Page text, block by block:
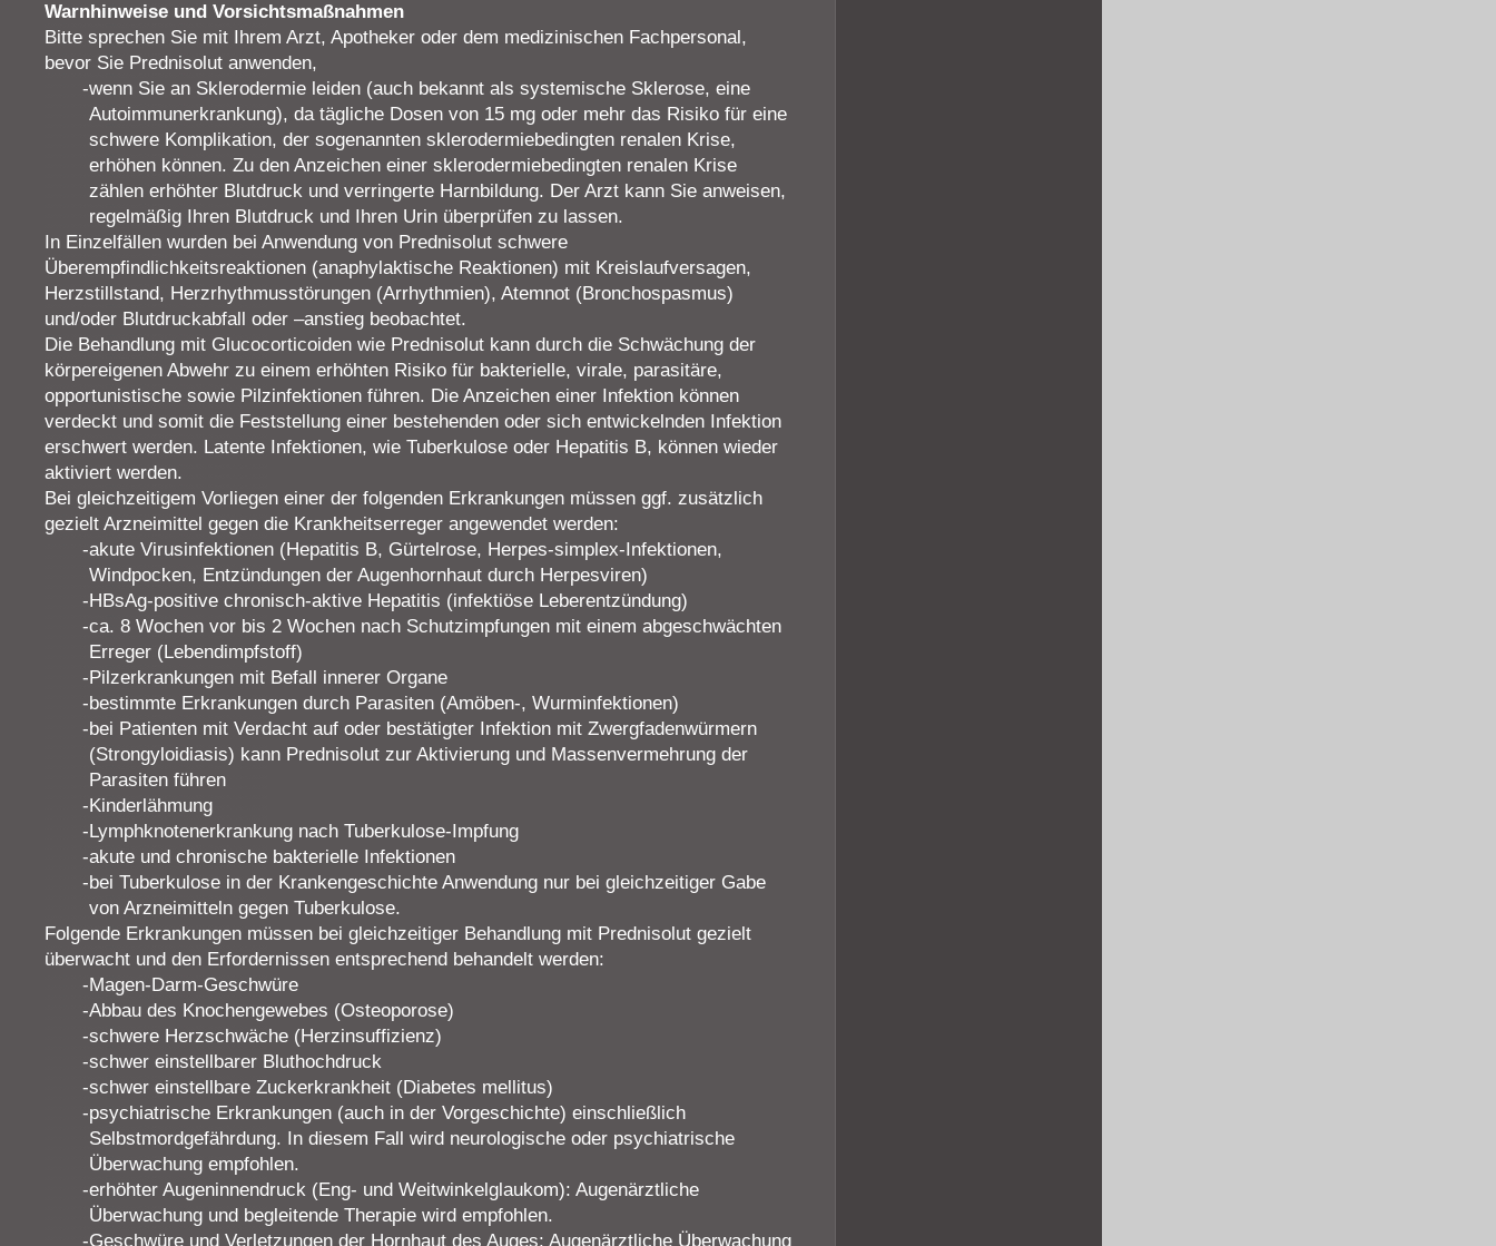
Warnhinweise und Vorsichtsmaßnahmen
Bitte sprechen Sie mit Ihrem Arzt, Apotheker oder dem medizinischen Fachpersonal,
bevor Sie Prednisolut anwenden,
wenn Sie an Sklerodermie leiden (auch bekannt als systemische Sklerose, eine
Autoimmunerkrankung), da tägliche Dosen von 15 mg oder mehr das Risiko für eine
schwere Komplikation, der sogenannten sklerodermiebedingten renalen Krise,
erhöhen können. Zu den Anzeichen einer sklerodermiebedingten renalen Krise
zählen erhöhter Blutdruck und verringerte Harnbildung. Der Arzt kann Sie anweisen,
regelmäßig Ihren Blutdruck und Ihren Urin überprüfen zu lassen.
In Einzelfällen wurden bei Anwendung von Prednisolut schwere
Überempfindlichkeitsreaktionen (anaphylaktische Reaktionen) mit Kreislaufversagen,
Herzstillstand, Herzrhythmusstörungen (Arrhythmien), Atemnot (Bronchospasmus)
und/oder Blutdruckabfall oder –anstieg beobachtet.
Die Behandlung mit Glucocorticoiden wie Prednisolut kann durch die Schwächung der
körpereigenen Abwehr zu einem erhöhten Risiko für bakterielle, virale, parasitäre,
opportunistische sowie Pilzinfektionen führen. Die Anzeichen einer Infektion können
verdeckt und somit die Feststellung einer bestehenden oder sich entwickelnden Infektion
erschwert werden. Latente Infektionen, wie Tuberkulose oder Hepatitis B, können wieder
aktiviert werden.
Bei gleichzeitigem Vorliegen einer der folgenden Erkrankungen müssen ggf. zusätzlich
gezielt Arzneimittel gegen die Krankheitserreger angewendet werden:
akute Virusinfektionen (Hepatitis B, Gürtelrose, Herpes-simplex-Infektionen,
Windpocken, Entzündungen der Augenhornhaut durch Herpesviren)
HBsAg-positive chronisch-aktive Hepatitis (infektiöse Leberentzündung)
ca. 8 Wochen vor bis 2 Wochen nach Schutzimpfungen mit einem abgeschwächten
Erreger (Lebendimpfstoff)
Pilzerkrankungen mit Befall innerer Organe
bestimmte Erkrankungen durch Parasiten (Amöben-, Wurminfektionen)
bei Patienten mit Verdacht auf oder bestätigter Infektion mit Zwergfadenwürmern
(Strongyloidiasis) kann Prednisolut zur Aktivierung und Massenvermehrung der
Parasiten führen
Kinderlähmung
Lymphknotenerkrankung nach Tuberkulose-Impfung
akute und chronische bakterielle Infektionen
bei Tuberkulose in der Krankengeschichte Anwendung nur bei gleichzeitiger Gabe
von Arzneimitteln gegen Tuberkulose.
Folgende Erkrankungen müssen bei gleichzeitiger Behandlung mit Prednisolut gezielt
überwacht und den Erfordernissen entsprechend behandelt werden:
Magen-Darm-Geschwüre
Abbau des Knochengewebes (Osteoporose)
schwere Herzschwäche (Herzinsuffizienz)
schwer einstellbarer Bluthochdruck
schwer einstellbare Zuckerkrankheit (Diabetes mellitus)
psychiatrische Erkrankungen (auch in der Vorgeschichte) einschließlich
Selbstmordgefährdung. In diesem Fall wird neurologische oder psychiatrische
Überwachung empfohlen.
erhöhter Augeninnendruck (Eng- und Weitwinkelglaukom): Augenärztliche
Überwachung und begleitende Therapie wird empfohlen.
Geschwüre und Verletzungen der Hornhaut des Auges: Augenärztliche Überwachung